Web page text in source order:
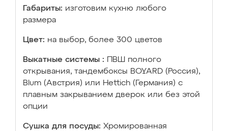
Габариты: изготовим кухню любого
размера
Цвет: на выбор, более 300 цветов
Выкатные системы :
ПВШ полного
открывания, тандембоксы BOYARD (Россия),
Blum (Австрия) или Hettich (Германия) с
плавным закрыванием дверок или без этой
опции
Сушка для посуды: Хромированная